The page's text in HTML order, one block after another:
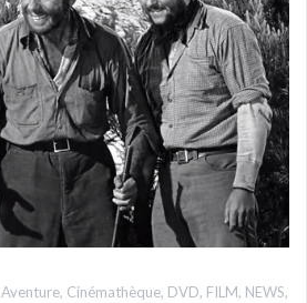
Aventure, Cinémathèque, DVD, FILM, NEWS,